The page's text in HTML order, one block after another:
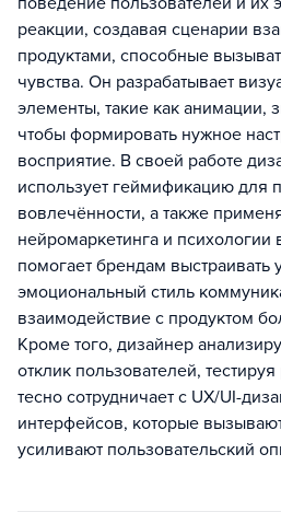
реакции, создавая сценарии
продуктами, способные
чувства. Он разрабатывает
элементы, такие как анимации,
чтобы формировать нужное
восприятие. В своей работе
использует геймификацию для
вовлечённости, а также
нейромаркетинга и психологии
помогает брендам выстраивать
эмоциональный стиль
взаимодействие с продуктом
Кроме того, дизайнер
отклик пользователей,
тесно сотрудничает с UX/UI-
интерфейсов, которые
усиливают пользовательский